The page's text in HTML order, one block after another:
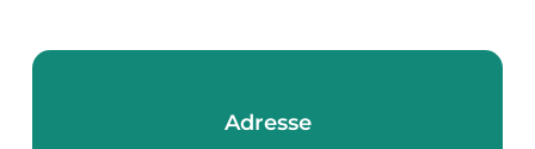
Adresse